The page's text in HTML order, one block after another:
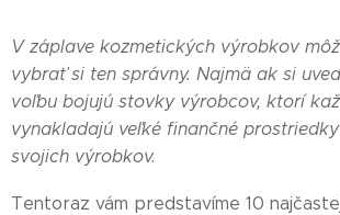
V záplave kozmetických výrobkov
vybrať si ten správny. Najmä ak si
voľbu bojujú stovky výrobcov, ktorí
vynakladajú veľké finančné
svojich výrobkov.
Tentoraz vám predstavíme 10